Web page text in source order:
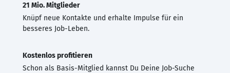
21 Mio. Mitglieder
Knüpf neue Kontakte und erhalte Impulse für ein
besseres Job-Leben.
Kostenlos profitieren
Schon als Basis-Mitglied kannst Du Deine Job-Suche